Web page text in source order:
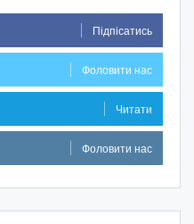
Підпісатись
Фоловити нас
Читати
Фоловити нас